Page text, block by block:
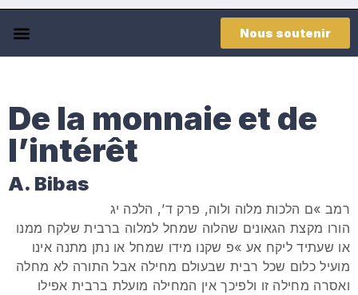
Nous soutenir
De la monnaie et de
l’intérêt
A. Bibas
רמב »ם הלכות מלוה ולוה, פרק ד’, הלכה יג
הורו מקצת הגאונים שהלוה שמחל למלוה ברבית שלקח ממנו
או שעתיד ליקח אע »פ שקנו מידו שמחל או נתן מתנה אינו
מועיל כלום שכל רבית שבעולם מחילה אבל התורה לא מחלה
ואסרה מחילה זו ולפיכך אין המחילה מועלת ברבית אפילו